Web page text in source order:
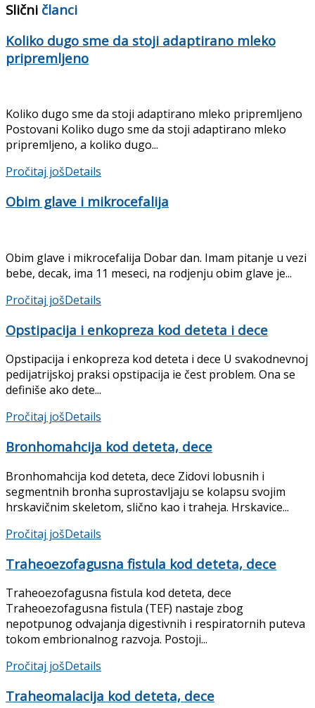
Slični članci
Koliko dugo sme da stoji adaptirano mleko
pripremljeno
Koliko dugo sme da stoji adaptirano mleko pripremljeno
Postovani Koliko dugo sme da stoji adaptirano mleko
pripremljeno, a koliko dugo...
Pročitaj jošDetails
Obim glave i mikrocefalija
Obim glave i mikrocefalija Dobar dan. Imam pitanje u vezi
bebe, decak, ima 11 meseci, na rodjenju obim glave je...
Pročitaj jošDetails
Opstipacija i enkopreza kod deteta i dece
Opstipacija i enkopreza kod deteta i dece U svakodnevnoj
pedijatrijskoj praksi opstipacija ie čest pro­blem. Ona se
definiše ako dete...
Pročitaj jošDetails
Bronhomahcija kod deteta, dece
Bronhomahcija kod deteta, dece Zidovi lobusnih i
segmentnih bronha suprostavljaju se kolapsu svojim
hrskavičnim skeletom, slično kao i traheja. Hrskavice...
Pročitaj jošDetails
Traheoezofagusna fistula kod deteta, dece
Traheoezofagusna fistula kod deteta, dece
Traheoezofagusna fistula (TEF) nastaje zbog
nepotpunog odva­janja digestivnih i respiratornih puteva
tokom embrionalnog razvoja. Postoji...
Pročitaj jošDetails
Traheomalacija kod deteta, dece